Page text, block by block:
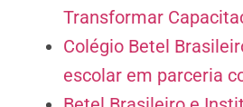
Transformar
Colégio Betel
escolar em parceria